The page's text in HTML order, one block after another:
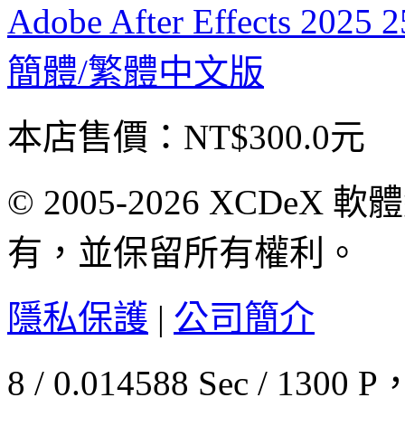
Adobe After Effects 2025
簡體/繁體中文版
本店售價： NT$300.0元
© 2005-2026 XCDeX 軟
有，並保留所有權利。
隱私保護 | 公司簡介
8 / 0.014588 Sec / 1300